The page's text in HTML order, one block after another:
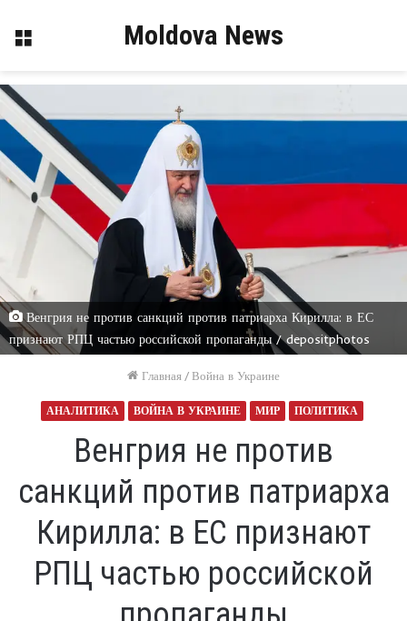
Меню Moldova News
Венгрия не против санкций против патриарха Кирилла: в ЕС
признают РПЦ частью российской пропаганды / depositphotos
Главная /Война в Украине
АНАЛИТИКА ВОЙНА В УКРАИНЕ МИР ПОЛИТИКА
Венгрия не против
санкций против патриарха
Кирилла: в ЕС признают
РПЦ частью российской